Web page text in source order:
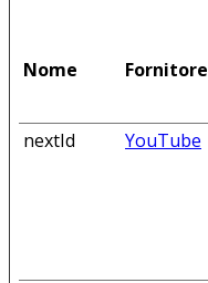
Nome Fornitore
nextId
YouTube